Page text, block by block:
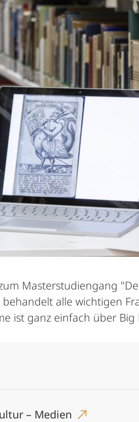
Masterstudiengang
behandelt alle wichtigen
ist ganz einfach über
– Medien